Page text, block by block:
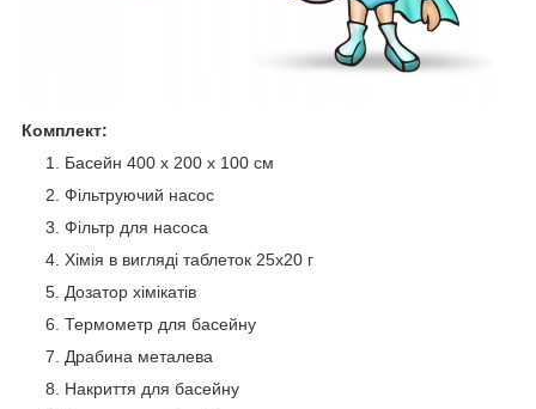
Комплект:
Басейн 400 x 200 x 100 см
Фільтруючий насос
Фільтр для насоса
Хімія в вигляді таблеток 25х20 г
Дозатор хімікатів
Термометр для басейну
Драбина металева
Накриття для басейну